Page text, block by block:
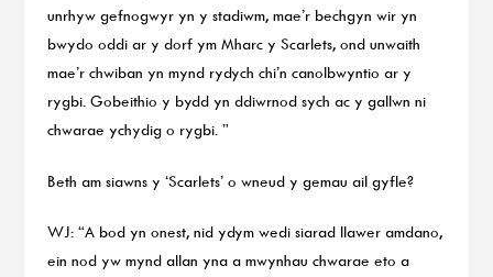
unrhyw gefnogwyr yn y stadiwm, mae’r bechgyn wir yn
bwydo oddi ar y dorf ym Mharc y Scarlets, ond unwaith
mae’r chwiban yn mynd rydych chi’n canolbwyntio ar y
rygbi. Gobeithio y bydd yn ddiwrnod sych ac y gallwn ni
chwarae ychydig o rygbi. ”
Beth am siawns y ‘Scarlets’ o wneud y gemau ail gyfle?
WJ: “A bod yn onest, nid ydym wedi siarad llawer amdano,
ein nod yw mynd allan yna a mwynhau chwarae eto a